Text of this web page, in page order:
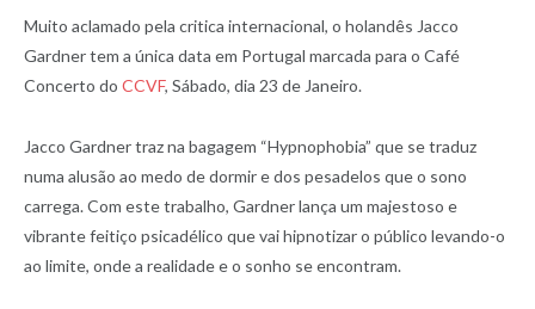
Muito aclamado pela critica internacional, o holandês Jacco
Gardner tem a única data em Portugal marcada para o Café
Concerto do CCVF, Sábado, dia 23 de Janeiro.
Jacco Gardner traz na bagagem “Hypnophobia” que se traduz
numa alusão ao medo de dormir e dos pesadelos que o sono
carrega. Com este trabalho, Gardner lança um majestoso e
vibrante feitiço psicadélico que vai hipnotizar o público levando-o
ao limite, onde a realidade e o sonho se encontram.